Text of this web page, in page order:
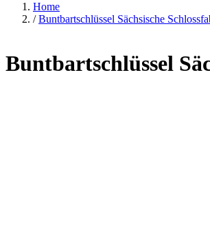
Home
/ Buntbartschlüssel Sächsische
Buntbartschlüssel